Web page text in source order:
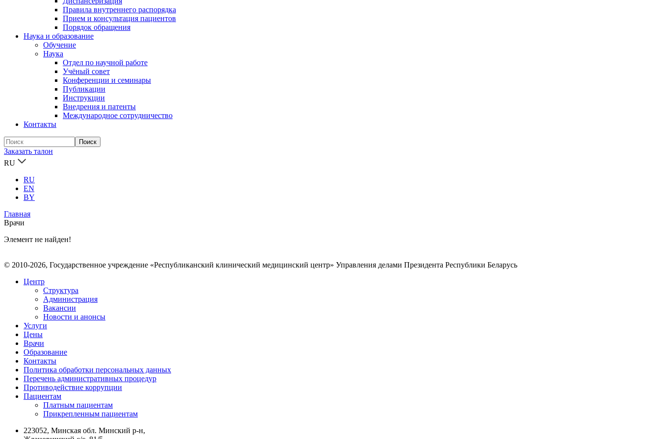
Правила внутреннего распорядка
Прием и консультация пациентов
Порядок обращения
Наука и образование
Обучение
Наука
Отдел по научной работе
Учёный совет
Конференции и семинары
Публикации
Инструкции
Внедрения и патенты
Международное сотрудничество
Контакты
Заказать талон
RU
RU
EN
BY
Главная
Врачи
Элемент не найден!
© 2010-2026, Государственное учреждение «Республиканский клинический медицинский центр» Управления делами Президента Республики Беларусь
Центр
Структура
Администрация
Вакансии
Новости и анонсы
Услуги
Цены
Врачи
Образование
Контакты
Политика обработки персональных данных
Перечень административных процедур
Противодействие коррупции
Пациентам
Платным пациентам
Прикрепленным пациентам
223052, Минская обл. Минский р-н,